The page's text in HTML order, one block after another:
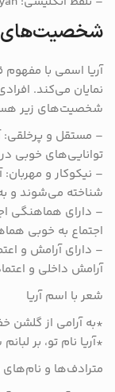
شخصیت‌های
آریا اسمی با
نمایان می‌کند.
شخصیت‌های زیر
– مستقل و پرخلقی:
توانایی‌های خوبی
– نیکوکار و
شناخته می‌شوند و
– دارای هماهنگی
اجتماع به خوبی
– دارای آرامش و
آرامش داخلی و
شعر با اسم آریا
*به آرامی از گلشن
*آریا نام تو، بر
مترادف‌ها و نام‌های